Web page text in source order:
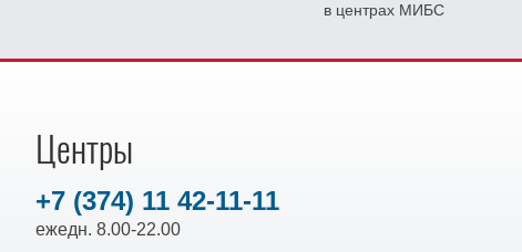
в центрах МИБС
Центры
+7 (374) 11 42-11-11
ежедн. 8.00-22.00